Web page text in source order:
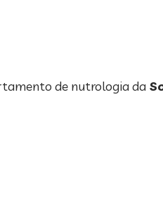
de nutrologia da